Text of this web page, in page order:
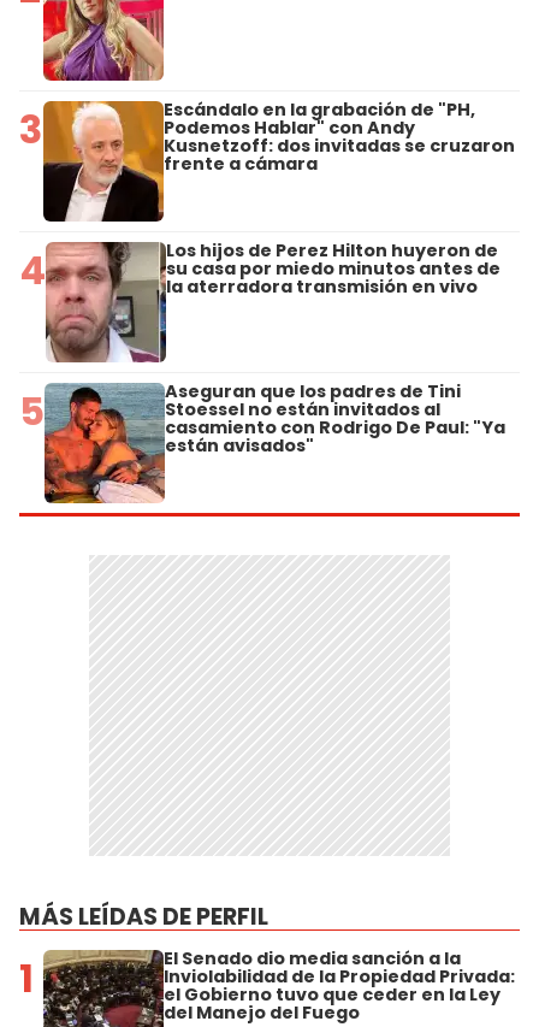
3 Escándalo en la grabación de "PH,
Podemos Hablar" con Andy
Kusnetzoff: dos invitadas se cruzaron
frente a cámara
4 Los hijos de Perez Hilton huyeron de
su casa por miedo minutos antes de
la aterradora transmisión en vivo
5 Aseguran que los padres de Tini
Stoessel no están invitados al
casamiento con Rodrigo De Paul: "Ya
están avisados"
MÁS LEÍDAS DE PERFIL
1 El Senado dio media sanción a la
Inviolabilidad de la Propiedad Privada:
el Gobierno tuvo que ceder en la Ley
del Manejo del Fuego